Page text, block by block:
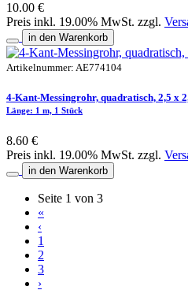
10.00 €
Preis inkl. 19.00% MwSt. zzgl.
in den Warenkorb
Artikelnummer: AE774104
4-Kant-Messingrohr, quadratisch, 2,5 x
Länge: 1 m, 1 Stück
8.60 €
Preis inkl. 19.00% MwSt. zzgl.
in den Warenkorb
Seite 1 von 3
«
‹
1
2
3
›